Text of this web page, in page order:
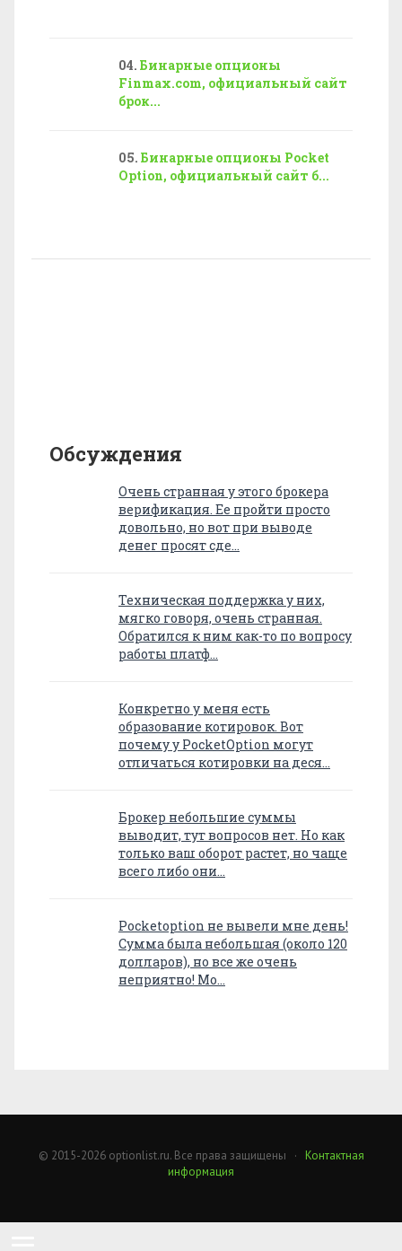
Бинарные опционы
Finmax.com, официальный сайт
брок...
Бинарные опционы Pocket
Option, официальный сайт б...
Обсуждения
Очень странная у этого брокера
верификация. Ее пройти просто
довольно, но вот при выводе
денег просят сде…
Техническая поддержка у них,
мягко говоря, очень странная.
Обратился к ним как-то по вопросу
работы платф…
Конкретно у меня есть
образование котировок. Вот
почему у PocketOption могут
отличаться котировки на деся…
Брокер небольшие суммы
выводит, тут вопросов нет. Но как
только ваш оборот растет, но чаще
всего либо они…
Pocketoption не вывели мне день!
Сумма была небольшая (около 120
долларов), но все же очень
неприятно! Мо…
© 2015-2026 optionlist.ru. Все права защищены · Контактная
информация